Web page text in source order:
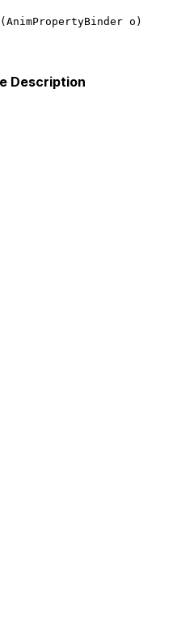
o)
Description